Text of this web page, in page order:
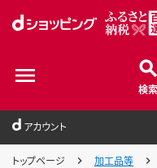
検索
アカウント
トップページ 加工品等